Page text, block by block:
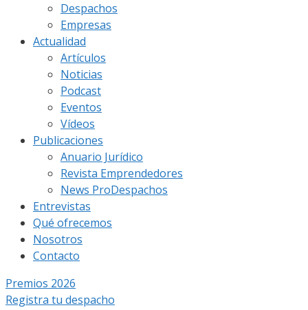
Despachos
Empresas
Actualidad
Artículos
Noticias
Podcast
Eventos
Vídeos
Publicaciones
Anuario Jurídico
Revista Emprendedores
News ProDespachos
Entrevistas
Qué ofrecemos
Nosotros
Contacto
Premios 2026
Registra tu despacho